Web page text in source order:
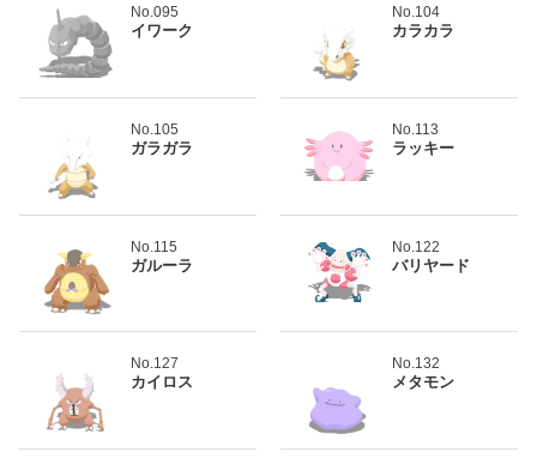
No.095
イワーク
No.104
カラカラ
No.105
ガラガラ
No.113
ラッキー
No.115
ガルーラ
No.122
バリヤード
No.127
カイロス
No.132
メタモン